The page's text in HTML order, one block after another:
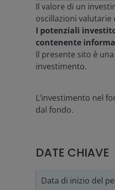
Il valore di un
oscillazioni
I potenziali
contenente
Il presente sito è
investimento.
L’investimento nel
dal fondo.
DATE CHIAVE
Data di inizio del